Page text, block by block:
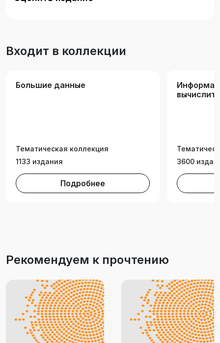
Входит в коллекции
Большие данные
Тематическая коллекция
1133 издания
Подробнее
3600
Рекомендуем к прочтению